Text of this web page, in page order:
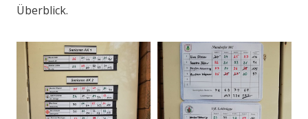
Überblick.